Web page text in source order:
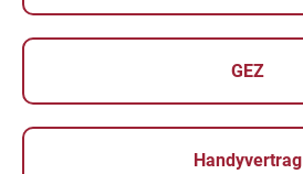
GEZ
Handyvertrag